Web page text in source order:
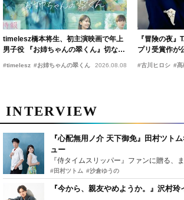
timelesz橋本将生、初主演映画で年上
男子役 『お姉ちゃんの翠くん』切ない
#timelesz #お姉ちゃんの翠くん 2026.08.08
『冒険の夜
プリ受賞作が
#古川ヒロシ #髙
INTERVIEW
『心配無用ノ介 天下御免』田村ツト
ュー
#田村ツトム #沙倉ゆうの
『今から、親友やめようか。』沢村玲